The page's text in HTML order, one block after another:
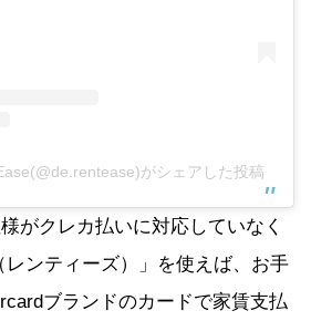
がシェアした投稿
がクレカ払いに対応していなく
レンティーズ）」を使えば、お手
ブランドのカードで家賃支払